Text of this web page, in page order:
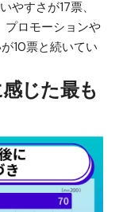
やすさが17票、
プロモーションや
10票と続いてい
じた最も